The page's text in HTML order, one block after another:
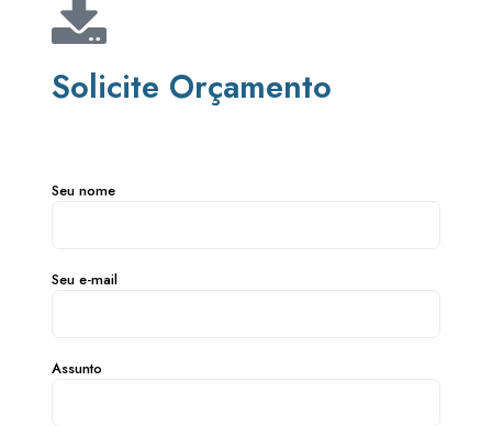
Solicite Orçamento
Seu nome
Seu e-mail
Assunto